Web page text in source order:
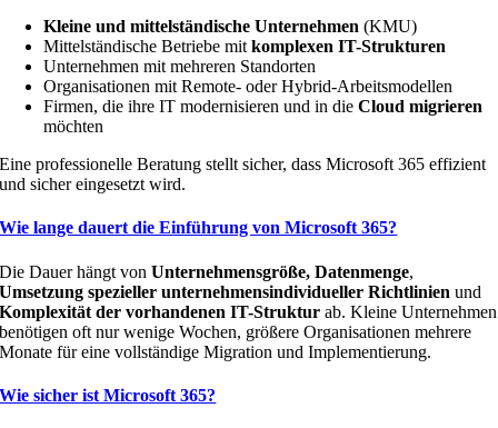
Kleine und mittelständische Unternehmen (KMU)
Mittelständische Betriebe mitkomplexen IT-Strukturen
Unternehmen mit mehreren Standorten
Organisationen mit Remote- oder Hybrid-Arbeitsmodellen
Firmen, die ihre IT modernisieren und in dieCloud migrieren
möchten
Eine professionelle Beratung stellt sicher, dass Microsoft 365 effizient
und sicher eingesetzt wird.
Wie lange dauert die Einführung von Microsoft 365?
Die Dauer hängt vonUnternehmensgröße, Datenmenge,
Umsetzung spezieller unternehmensindividueller Richtlinien und
Komplexität der vorhandenen IT-Strukturab. Kleine Unternehmen
benötigen oft nur wenige Wochen, größere Organisationen mehrere
Monate für eine vollständige Migration und Implementierung.
Wie sicher ist Microsoft 365?